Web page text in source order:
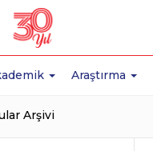
Araştırma
Arşivi